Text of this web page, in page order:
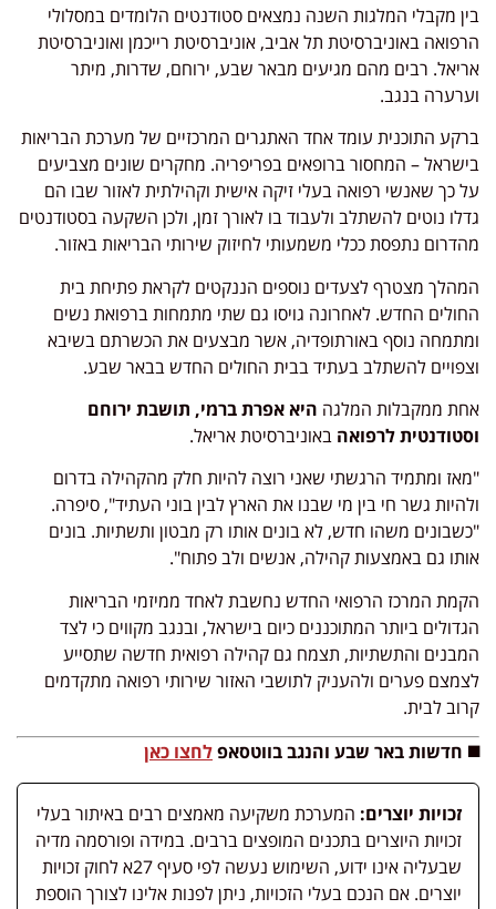
בין מקבלי המלגות השנה נמצאים סטודנטים הלומדים במסלולי
הרפואה באוניברסיטת תל אביב, אוניברסיטת רייכמן ואוניברסיטת
אריאל. רבים מהם מגיעים מבאר שבע, ירוחם, שדרות, מיתר
וערערה בנגב.
ברקע התוכנית עומד אחד האתגרים המרכזיים של מערכת הבריאות
בישראל – המחסור ברופאים בפריפריה. מחקרים שונים מצביעים
על כך שאנשי רפואה בעלי זיקה אישית וקהילתית לאזור שבו הם
גדלו נוטים להשתלב ולעבוד בו לאורך זמן, ולכן השקעה בסטודנטים
מהדרום נתפסת ככלי משמעותי לחיזוק שירותי הבריאות באזור.
המהלך מצטרף לצעדים נוספים הננקטים לקראת פתיחת בית
החולים החדש. לאחרונה גויסו גם שתי מתמחות ברפואת נשים
ומתמחה נוסף באורתופדיה, אשר מבצעים את הכשרתם בשיבא
וצפויים להשתלב בעתיד בבית החולים החדש בבאר שבע.
אחת ממקבלות המלגה היא אפרת ברמי, תושבת ירוחם
וסטודנטית לרפואה באוניברסיטת אריאל.
"מאז ומתמיד הרגשתי שאני רוצה להיות חלק מהקהילה בדרום
ולהיות גשר חי בין מי שבנו את הארץ לבין בוני העתיד", סיפרה.
"כשבונים משהו חדש, לא בונים אותו רק מבטון ותשתיות. בונים
אותו גם באמצעות קהילה, אנשים ולב פתוח".
הקמת המרכז הרפואי החדש נחשבת לאחד ממיזמי הבריאות
הגדולים ביותר המתוכננים כיום בישראל, ובנגב מקווים כי לצד
המבנים והתשתיות, תצמח גם קהילה רפואית חדשה שתסייע
לצמצם פערים ולהעניק לתושבי האזור שירותי רפואה מתקדמים
קרוב לבית.
◼️ חדשות באר שבע והנגב בווטסאפלחצו כאן
זכויות יוצרים: המערכת משקיעה מאמצים רבים באיתור בעלי
זכויות היוצרים בתכנים המופצים ברבים. במידה ופורסמה מדיה
שבעליה אינו ידוע, השימוש נעשה לפי סעיף 27א לחוק זכויות
יוצרים. אם הנכם בעלי הזכויות, ניתן לפנות אלינו לצורך הוספת